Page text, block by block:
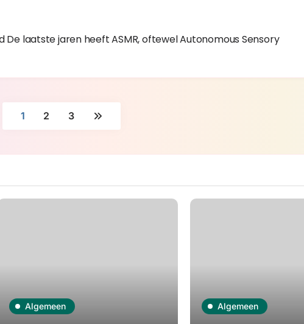
De laatste jaren heeft ASMR, oftewel Autonomous Sensory
1 2 3
Algemeen Algemeen